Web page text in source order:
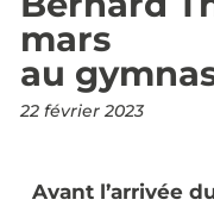
mars
au
22 février 2023
Avant l’arrivée